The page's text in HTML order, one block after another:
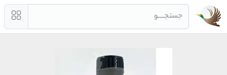
جستجــــو